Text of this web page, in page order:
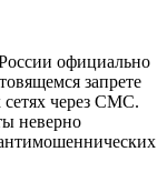
официально
запрете
сетях через СМС.
неверно